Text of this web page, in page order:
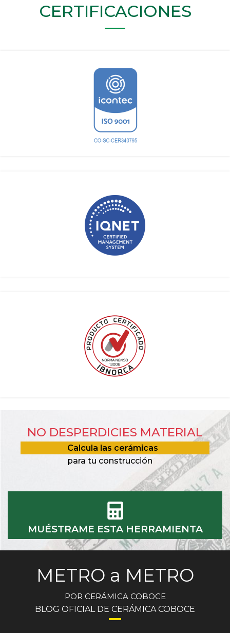
CERTIFICACIONES
NO DESPERDICIES MATERIAL
Calcula las cerámicas
para tu construcción
MUÉSTRAME ESTA HERRAMIENTA
METRO a METRO
POR CERÁMICA COBOCE
BLOG OFICIAL DE CERÁMICA COBOCE